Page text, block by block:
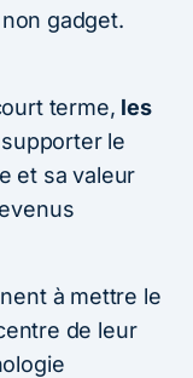
gadget.
terme, les
le
et sa valeur
à mettre le
de leur